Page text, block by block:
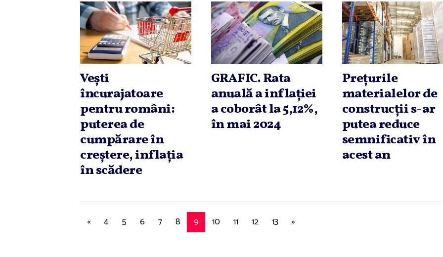
Veşti
încurajatoare
pentru români:
puterea de
cumpărare în
creştere, inflaţia
în scădere
GRAFIC. Rata
anuală a inflaţiei
a coborât la 5,12%,
în mai 2024
Preţurile
materialelor de
construcţii s-ar
putea reduce
semnificativ în
acest an
« 4 5 6 7 8 9 10 11 12 13 »